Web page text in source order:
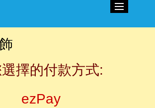
擇的付款方式:
ezPay